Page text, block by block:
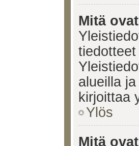
Mitä
alueilla
kirjoittaa
Ylös
Mitä